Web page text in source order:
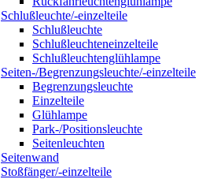
Schlußleuchte/-einzelteile
Schlußleuchte
Schlußleuchteneinzelteile
Schlußleuchtenglühlampe
Seiten-/Begrenzungsleuchte/-einzelteile
Begrenzungsleuchte
Einzelteile
Glühlampe
Park-/Positionsleuchte
Seitenleuchten
Seitenwand
Stoßfänger/-einzelteile